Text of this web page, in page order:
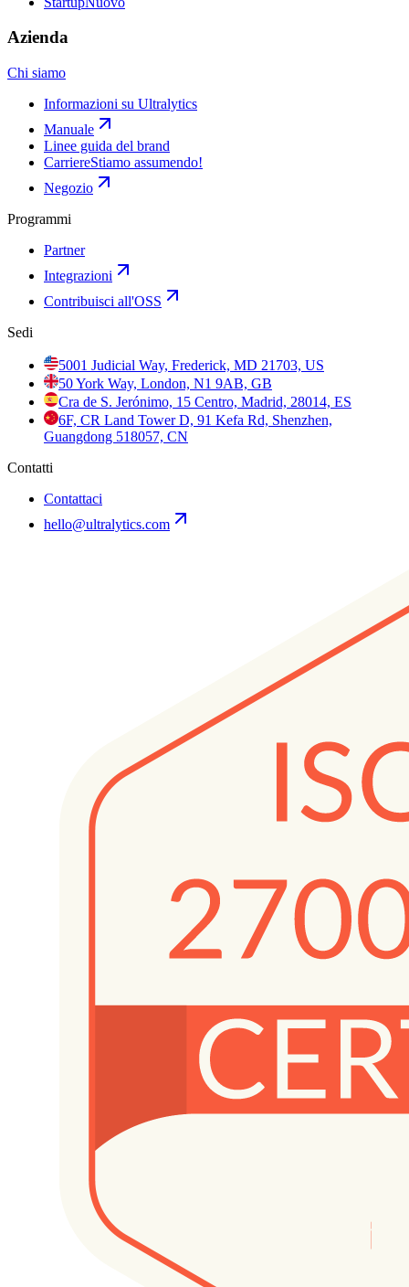
Azienda
Chi siamo
Informazioni su Ultralytics
Manuale
Linee guida del brand
CarriereStiamo assumendo!
Negozio
Programmi
Partner
Integrazioni
Contribuisci all'OSS
Sedi
5001 Judicial Way, Frederick, MD 21703, US
50 York Way, London, N1 9AB, GB
Cra de S. Jerónimo, 15 Centro, Madrid, 28014, ES
6F, CR Land Tower D, 91 Kefa Rd, Shenzhen,
Guangdong 518057, CN
Contatti
Contattaci
hello@ultralytics.com